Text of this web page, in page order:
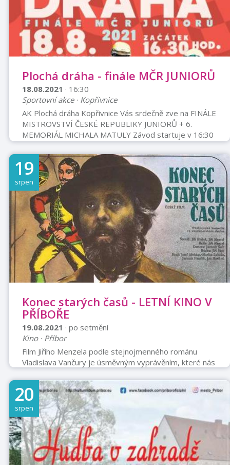
Plochá dráha - finále MČR JUNIORŮ
18.08.2021 · 16:30
Sportovní akce · Kopřivnice
AK Plochá dráha Kopřivnice Vás srdečně zve na FINÁLE
MISTROVSTVÍ ČESKÉ REPUBLIKY JUNIORŮ + 6.
MEMORIÁL MICHALA MATULY Závod startuje v 16:30
Vstupné 100 kč, děti do 15 let zdarma. Sdílejte,
pozvěte své přátele.
19
srpen
Konec starých časů - LETNÍ KINO V
PŘÍBOŘE
19.08.2021 · po setmění
Kino · Příbor
Film Jiřího Menzela podle stejnojmenného románu
Vladislava Vančury je úsměvným vyprávěním, které nás
Novými majiteli šlechtických sídel se tehdy stávali
zbohatlíci, kteří sice měli peníze, neměli však noblesu
starých zámeckých pánů. Jednoho dne se u
poválečného regenta Stoklasy na zámku Kratochvíle
objeví domnělý ruský kníže Alexej Megalrogov.
Galantním chováním okouzlí celou společnost a do
přízemní reality přinese romantiku starých časů, která
...
20
srpen